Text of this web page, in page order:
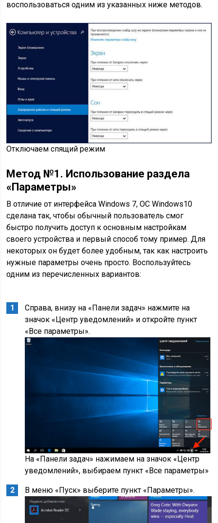
воспользоваться одним из указанных ниже методов.
Отключаем спящий режим
Метод №1. Использование раздела
«Параметры»
В отличие от интерфейса Windows 7, ОС Windows10
сделана так, чтобы обычный пользователь смог
быстро получить доступ к основным настройкам
своего устройства и первый способ тому пример. Для
некоторых он будет более удобным, так как настроить
нужные параметры очень просто. Воспользуйтесь
одним из перечисленных вариантов:
Справа, внизу на «Панели задач» нажмите на
значок «Центр уведомлений» и откройте пункт
«Все параметры».
На «Панели задач» нажимаем на значок «Центр
уведомлений», выбираем пункт «Все параметры»
В меню «Пуск» выберите пункт «Параметры».